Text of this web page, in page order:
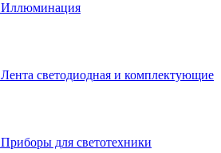
Иллюминация
Лента светодиодная и комплектующие
Приборы для светотехники